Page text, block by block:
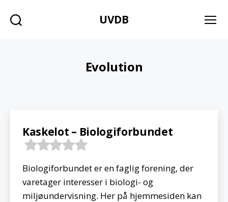
UVDB
Evolution
Kaskelot – Biologiforbundet
Biologiforbundet er en faglig forening, der
varetager interesser i biologi- og
miljøundervisning. Her på hjemmesiden kan